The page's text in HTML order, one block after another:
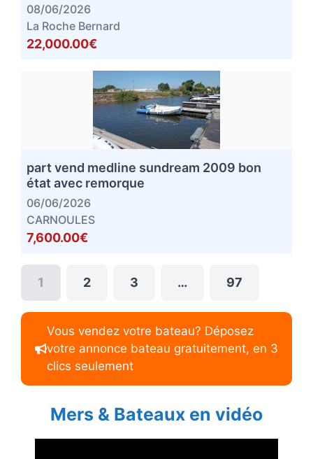
08/06/2026
La Roche Bernard
22,000.00€
part vend medline sundream 2009 bon
état avec remorque
06/06/2026
CARNOULES
7,600.00€
1 2 3 … 97
Vous vendez votre bateau? Déposez
votre annonce bateau gratuitement, en 3
clics seulement
Mers & Bateaux en vidéo